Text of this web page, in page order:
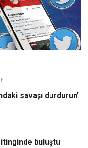
savaşı durdurun’
buluştu